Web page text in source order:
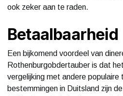
ook zeker aan te raden.
Betaalbaarheid
Een bijkomend voordeel van
Rothenburgobdertauber is dat
vergelijking met andere populaire
bestemmingen in Duitsland zijn